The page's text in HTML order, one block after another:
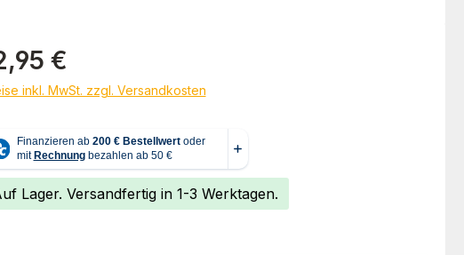
Preis:
€
inkl. MwSt. zzgl. Versandkosten
Lager. Versandfertig in 1-3 Werktagen.